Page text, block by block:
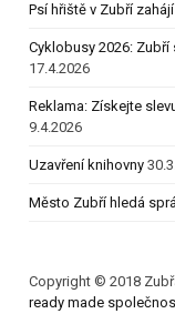
Psí hřiště v Zubří
Cyklobusy 2026:
17.4.2026
Reklama: Získejte
9.4.2026
Uzavření knihovny
Město Zubří hledá
Copyright © 2018
ready made